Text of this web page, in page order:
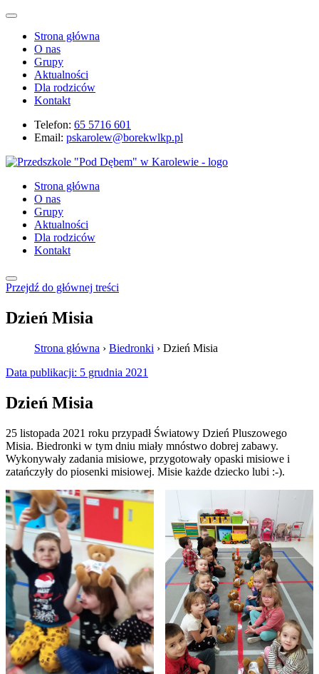
Strona główna
O nas
Grupy
Aktualności
Dla rodziców
Kontakt
Telefon: 65 5716 601
Email: pskarolew@borekwlkp.pl
Strona główna
O nas
Grupy
Aktualności
Dla rodziców
Kontakt
Przejdź do głównej treści
Dzień Misia
Strona główna › Biedronki › Dzień Misia
Data publikacji: 5 grudnia 2021
Dzień Misia
25 listopada 2021 roku przypadł Światowy Dzień Pluszowego
Misia. Biedronki w tym dniu miały mnóstwo dobrej zabawy.
Wykonywały zadania misiowe, przygotowały opaski misiowe i
zatańczyły do piosenki misiowej. Misie każde dziecko lubi :-).